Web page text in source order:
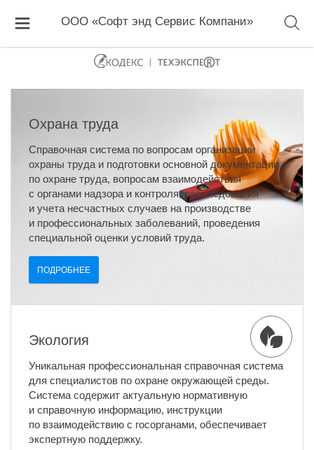
ООО «Софт энд Сервис Компани»
Охрана труда
Справочная система по вопросам организации
охраны труда и подготовки основной документации
по охране труда, вопросам взаимодействия
с органами надзора и контроля, расследования
и учета несчастных случаев на производстве
и профессиональных заболеваний, проведения
специальной оценки условий труда.
ПОДРОБНЕЕ
Экология
Уникальная профессиональная справочная система
для специалистов по охране окружающей среды.
Система содержит актуальную нормативную
и справочную информацию, инструкции
по взаимодействию с госорганами, обеспечивает
экспертную поддержку.